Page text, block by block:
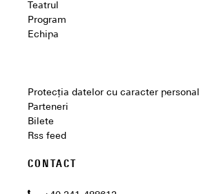
Teatrul
Program
Echipa
Protecția datelor cu caracter personal
Parteneri
Bilete
Rss feed
CONTACT